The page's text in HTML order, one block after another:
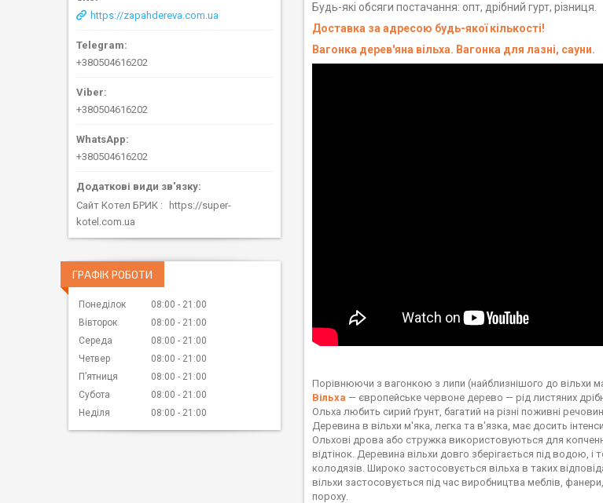
Будь-які обсяги постачання: опт, дрібний гурт, різниця.
Доставка за адресою будь-якої кількості!
Вагонка дерев'яна вільха. Вагонка для лазні, сауни.
Порівнюючи з вагонкою з липи (найблизнішого до вільхи
Вільха — європейське червоне дерево — рід листяних
Ольха любить сирий ґрунт, багатий на різні поживні
Деревина в вільхи м'яка, легка та в'язка, має досить
Ольхові дрова або стружка використовуються для
відтінок. Деревина вільхи довго зберігається під водою,
колодязів. Широко застосовується вільха в таких
вільхи застосовується під час виробництва меблів,
пороху.
https://zapahdereva.com.ua
+380504616202
+380504616202
+380504616202
Сайт Котел БРИК
https://super-
kotel.com.ua
ГРАФІК РОБОТИ
Понеділок 08:00
21:00
Вівторок
08:00
21:00
Середа
08:00
21:00
Четвер
08:00
21:00
Пʼятниця
08:00
21:00
Субота
08:00
21:00
Неділя
08:00 21:00